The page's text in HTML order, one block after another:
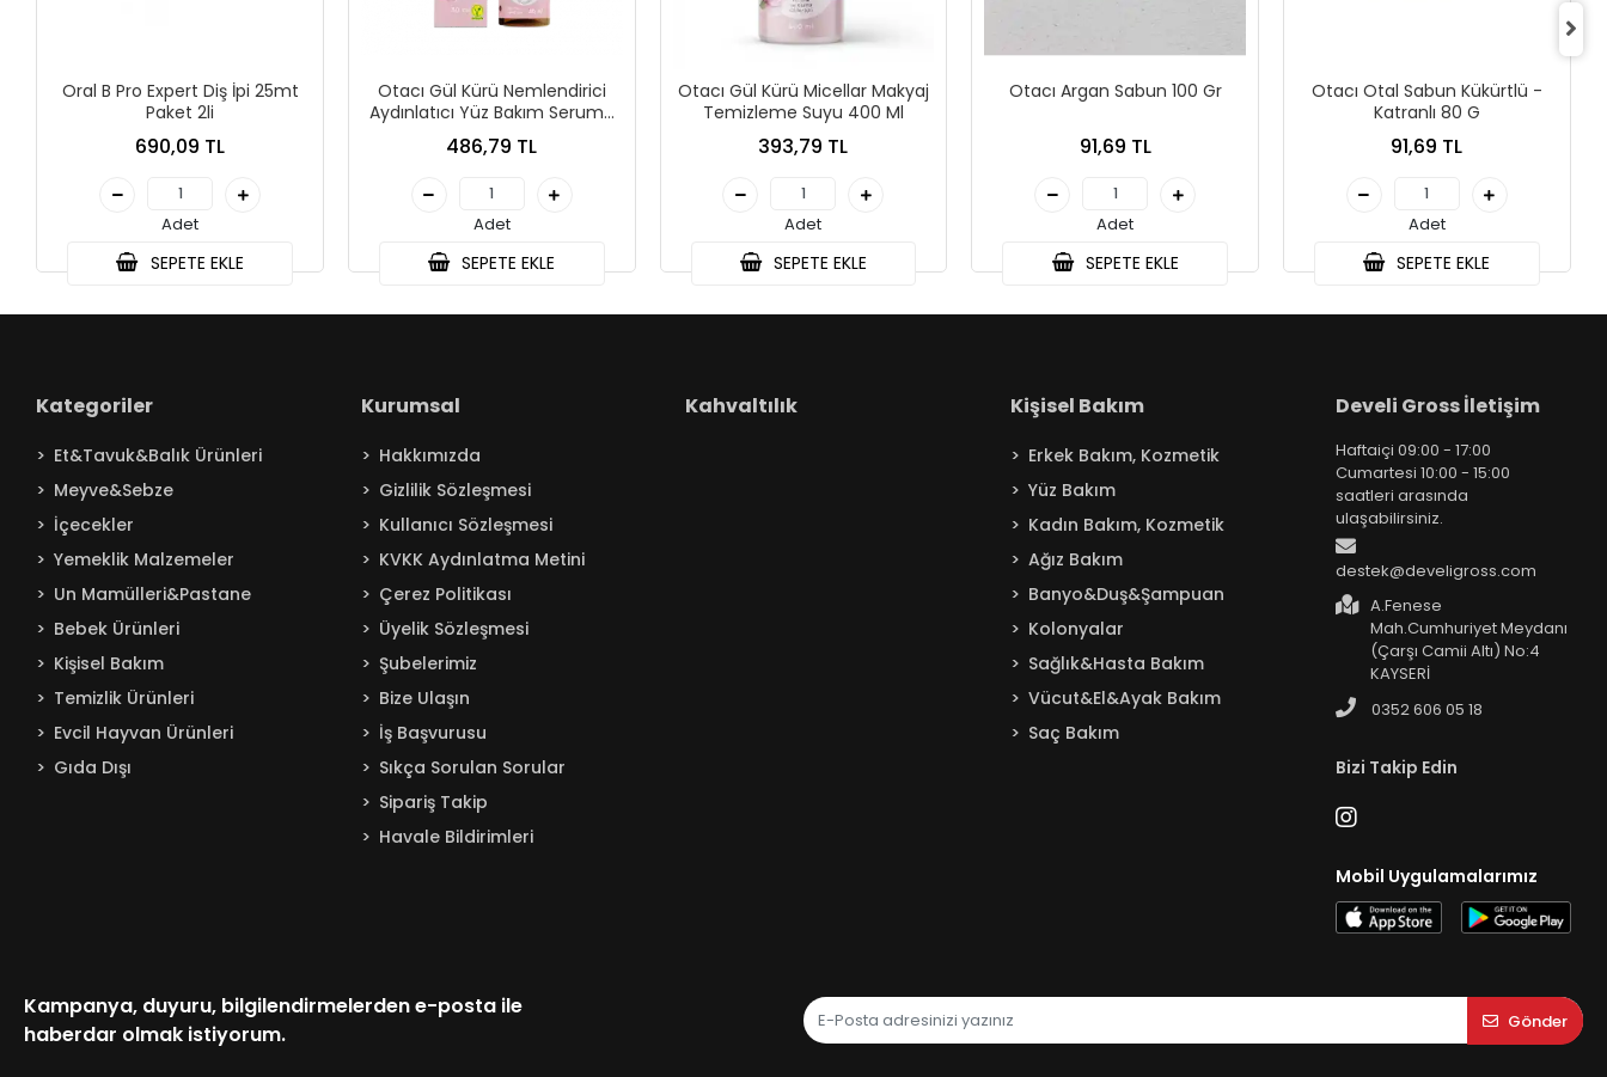
Oral B Pro Expert Diş İpi 25mt
Paket 2li
690,09 TL
Adet
SEPETE EKLE
Otacı Gül Kürü Nemlendirici
Aydınlatıcı Yüz Bakım Serumu
30 Ml
486,79 TL
Adet
SEPETE EKLE
Otacı Gül Kürü Micellar Makyaj
Temizleme Suyu 400 Ml
393,79 TL
Adet
SEPETE EKLE
Otacı Argan Sabun 100 Gr
91,69 TL
Adet
SEPETE EKLE
Otacı Otal Sabun Kükürtlü -
Katranlı 80 G
91,69 TL
Adet
SEPETE EKLE
Kategoriler
Et&Tavuk&Balık Ürünleri
Meyve&Sebze
İçecekler
Yemeklik Malzemeler
Un Mamülleri&Pastane
Bebek Ürünleri
Kişisel Bakım
Temizlik Ürünleri
Evcil Hayvan Ürünleri
Gıda Dışı
Kurumsal
Hakkımızda
Gizlilik Sözleşmesi
Kullanıcı Sözleşmesi
KVKK Aydınlatma Metini
Çerez Politikası
Üyelik Sözleşmesi
Şubelerimiz
Bize Ulaşın
İş Başvurusu
Sıkça Sorulan Sorular
Sipariş Takip
Havale Bildirimleri
Kahvaltılık Kişisel Bakım
Erkek Bakım, Kozmetik
Yüz Bakım
Kadın Bakım, Kozmetik
Ağız Bakım
Banyo&Duş&Şampuan
Kolonyalar
Sağlık&Hasta Bakım
Vücut&El&Ayak Bakım
Saç Bakım
Develi Gross İletişim
Haftaiçi 09:00 - 17:00
Cumartesi 10:00 - 15:00
saatleri arasında
ulaşabilirsiniz.
destek@develigross.com
A.Fenese
Mah.Cumhuriyet Meydanı
(Çarşı Camii Altı) No:4
KAYSERİ
0352 606 05 18
Bizi Takip Edin
Mobil Uygulamalarımız
Kampanya, duyuru, bilgilendirmelerden e-posta ile
haberdar olmak istiyorum.
Gönder